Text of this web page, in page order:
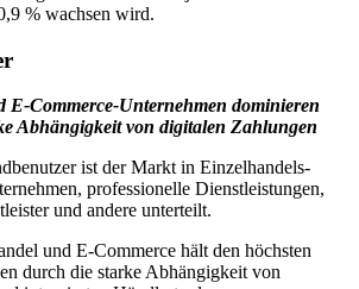
% wachsen wird.
E-Commerce-Unternehmen dominieren
Abhängigkeit von digitalen Zahlungen
ist der Markt in Einzelhandels-
professionelle Dienstleistungen,
und andere unterteilt.
und E-Commerce hält den höchsten
durch die starke Abhängigkeit von